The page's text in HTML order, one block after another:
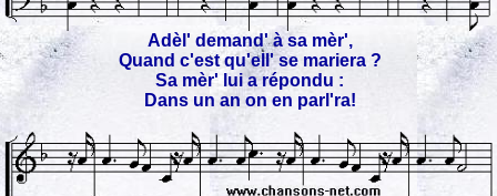
Adèl' demand' à sa mèr',
Quand c'est qu'ell' se mariera ?
Sa mèr' lui a répondu :
Dans un an on en parl'ra!